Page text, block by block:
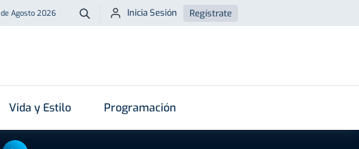
Agosto 2026 Buscar
Inicia Sesión Regístrate
Vida y Estilo Programación